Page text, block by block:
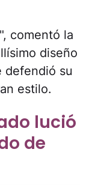
comentó la
diseño
defendió su
estilo.
lució
de